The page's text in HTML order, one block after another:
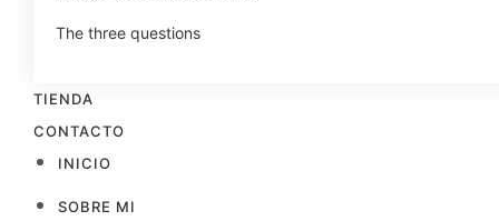
The three questions
TIENDA
CONTACTO
INICIO
SOBRE MI